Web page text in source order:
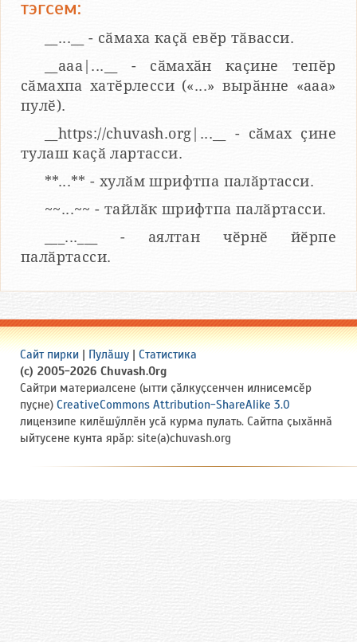
тэгсем:
__...__ - сӑмаха каҫӑ евӗр тӑвасси.
__aaa|...__ - сӑмахӑн каҫине тепӗр
сӑмахпа хатӗрлесси («...» вырӑнне «ааа»
пулӗ).
__https://chuvash.org|...__ - сӑмах ҫине
тулаш каҫӑ лартасси.
**...** - хулӑм шрифтпа палӑртасси.
~~...~~ - тайлӑк шрифтпа палӑртасси.
___...___ - аялтан чӗрнӗ йӗрпе
палӑртасси.
Сайт пирки | Пулӑшу | Статистика
(c) 2005-2026 Chuvash.Org
Сайтри материалсене (ытти ҫӑлкуҫсенчен илнисемсӗр
пуҫне) CreativeCommons Attribution-ShareAlike 3.0
лицензипе килӗшӳллӗн усӑ курма пулать. Сайтпа ҫыхӑннӑ
ыйтусене кунта ярӑр: site(a)chuvash.org